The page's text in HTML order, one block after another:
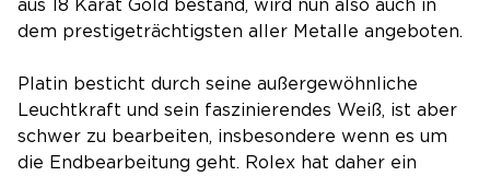
aus 18 Karat Gold bestand, wird nun also auch in
dem prestigeträchtigsten aller Metalle angeboten.
Platin besticht durch seine außergewöhnliche
Leuchtkraft und sein faszinierendes Weiß, ist aber
schwer zu bearbeiten, insbesondere wenn es um
die Endbearbeitung geht. Rolex hat daher ein